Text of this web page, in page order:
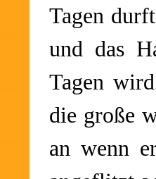
Tagen
und das
Tagen
die große
an wenn